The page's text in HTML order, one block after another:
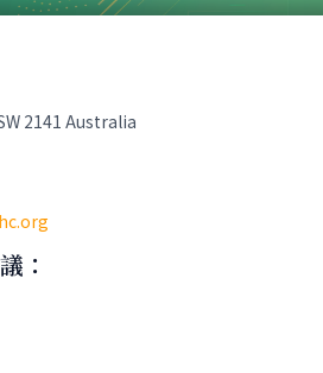
2141 Australia
：